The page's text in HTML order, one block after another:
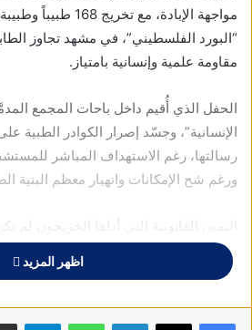
مواجهة الإبادة، مع
“البورد الفلسطيني”، في مشهد تجاوز
مقاومة علمية وإنسانية بامتياز.
الحفل الذي أُقيم داخل باحات المجمع
الإنسانية”، وجسّد إصرار الكوادر الطبية
رسالتها، رغم الاستهداف المباشر
ورغم شح الإمكانات وانهيار معظم البنية
اليمين القانونية التي أداها الخريجون لم
تعهداً أخلاقياً في زمن الكارثة، ورسالة
يُهزم، وأن العلم ظل حاضراً حتى في
أصوات الانفجارات، وبين الجرحى
اظهر المزيد
فيسبوك X لينكدإن واتساب